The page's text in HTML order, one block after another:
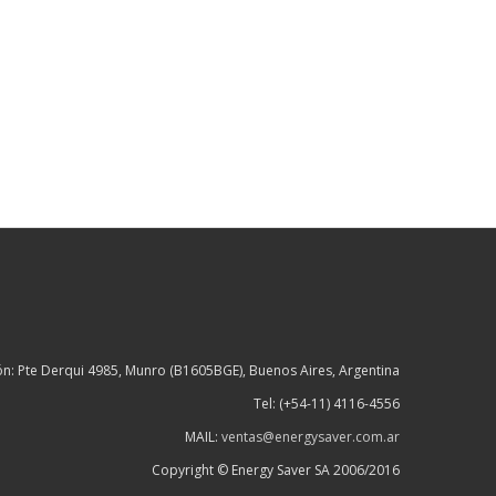
Pte Derqui 4985, Munro (B1605BGE), Buenos Aires, Argentina
Tel: (+54-11) 4116-4556
MAIL: ventas@energysaver.com.ar
Copyright © Energy Saver SA 2006/2016